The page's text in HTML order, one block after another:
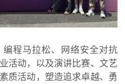
编程马拉松、网络安全对抗
活动，以及演讲比赛、文艺
质活动，塑造追求卓越、勇